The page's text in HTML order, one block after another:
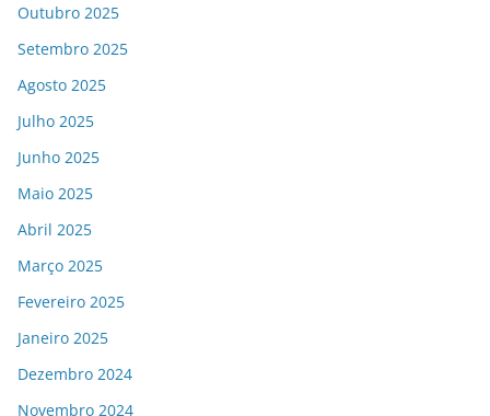
Outubro 2025
Setembro 2025
Agosto 2025
Julho 2025
Junho 2025
Maio 2025
Abril 2025
Março 2025
Fevereiro 2025
Janeiro 2025
Dezembro 2024
Novembro 2024